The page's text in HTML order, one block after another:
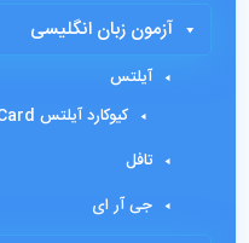
آزمون زبان انگلیسی
آیلتس
کیوکارد آیلتس IELTS Cue Card
تافل
جی آر ای